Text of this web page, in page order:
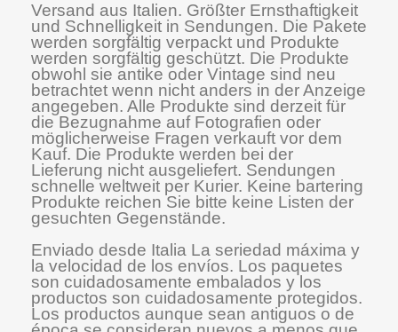
Versand aus Italien. Größter Ernsthaftigkeit
und Schnelligkeit in Sendungen. Die Pakete
werden sorgfältig verpackt und Produkte
werden sorgfältig geschützt. Die Produkte
obwohl sie antike oder Vintage sind neu
betrachtet wenn nicht anders in der Anzeige
angegeben. Alle Produkte sind derzeit für
die Bezugnahme auf Fotografien oder
möglicherweise Fragen verkauft vor dem
Kauf. Die Produkte werden bei der
Lieferung nicht ausgeliefert. Sendungen
schnelle weltweit per Kurier. Keine bartering
Produkte reichen Sie bitte keine Listen der
gesuchten Gegenstände.
Enviado desde Italia La seriedad máxima y
la velocidad de los envíos. Los paquetes
son cuidadosamente embalados y los
productos son cuidadosamente protegidos.
Los productos aunque sean antiguos o de